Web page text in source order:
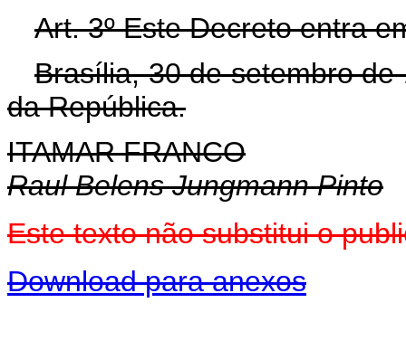
Art. 3º Este Decreto entra
Brasília, 30 de setembro de
da República.
ITAMAR FRANCO
Raul Belens Jungmann Pinto
Este texto não substitui o
Download para anexos